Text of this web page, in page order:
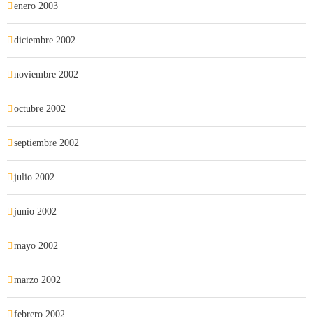
enero 2003
diciembre 2002
noviembre 2002
octubre 2002
septiembre 2002
julio 2002
junio 2002
mayo 2002
marzo 2002
febrero 2002